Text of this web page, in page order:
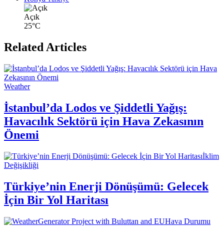
Açık
25°C
Related Articles
Weather
İstanbul’da Lodos ve Şiddetli Yağış:
Havacılık Sektörü için Hava Zekasının
Önemi
İklim
Değişikliği
Türkiye’nin Enerji Dönüşümü: Gelecek
İçin Bir Yol Haritası
Hava Durumu